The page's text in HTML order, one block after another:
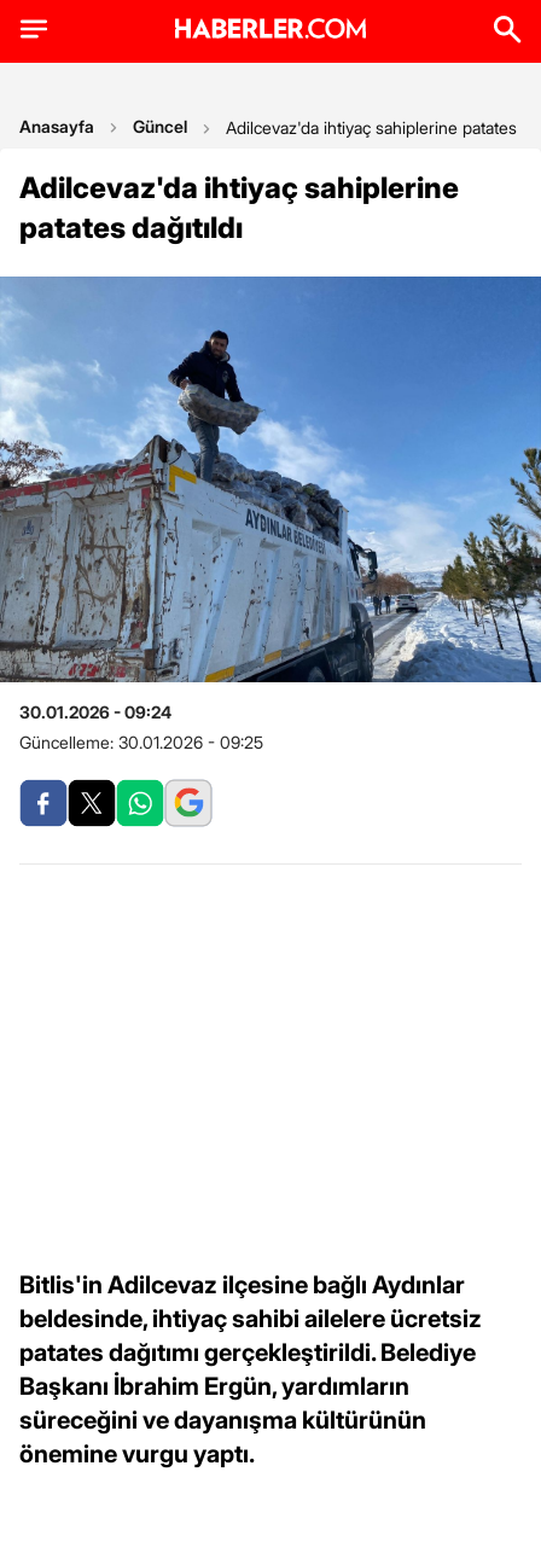
Anasayfa Güncel Adilcevaz'da ihtiyaç sahiplerine patates
Adilcevaz'da ihtiyaç sahiplerine
patates dağıtıldı
30.01.2026 - 09:24
Güncelleme: 30.01.2026 - 09:25
Bitlis'in Adilcevaz ilçesine bağlı Aydınlar
beldesinde, ihtiyaç sahibi ailelere ücretsiz
patates dağıtımı gerçekleştirildi. Belediye
Başkanı İbrahim Ergün, yardımların
süreceğini ve dayanışma kültürünün
önemine vurgu yaptı.